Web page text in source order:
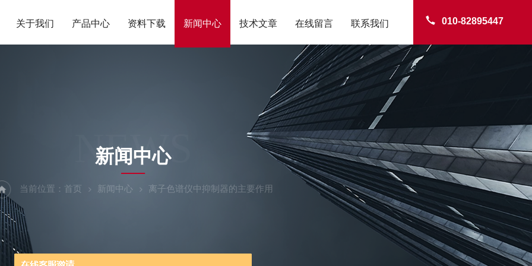
010-82895447
关于我们 产品中心 资料下载 新闻中心 技术文章 在线留言 联系我们
NEWS
新闻中心
当前位置： 首页 新闻中心 离子色谱仪中抑制器的主要作用